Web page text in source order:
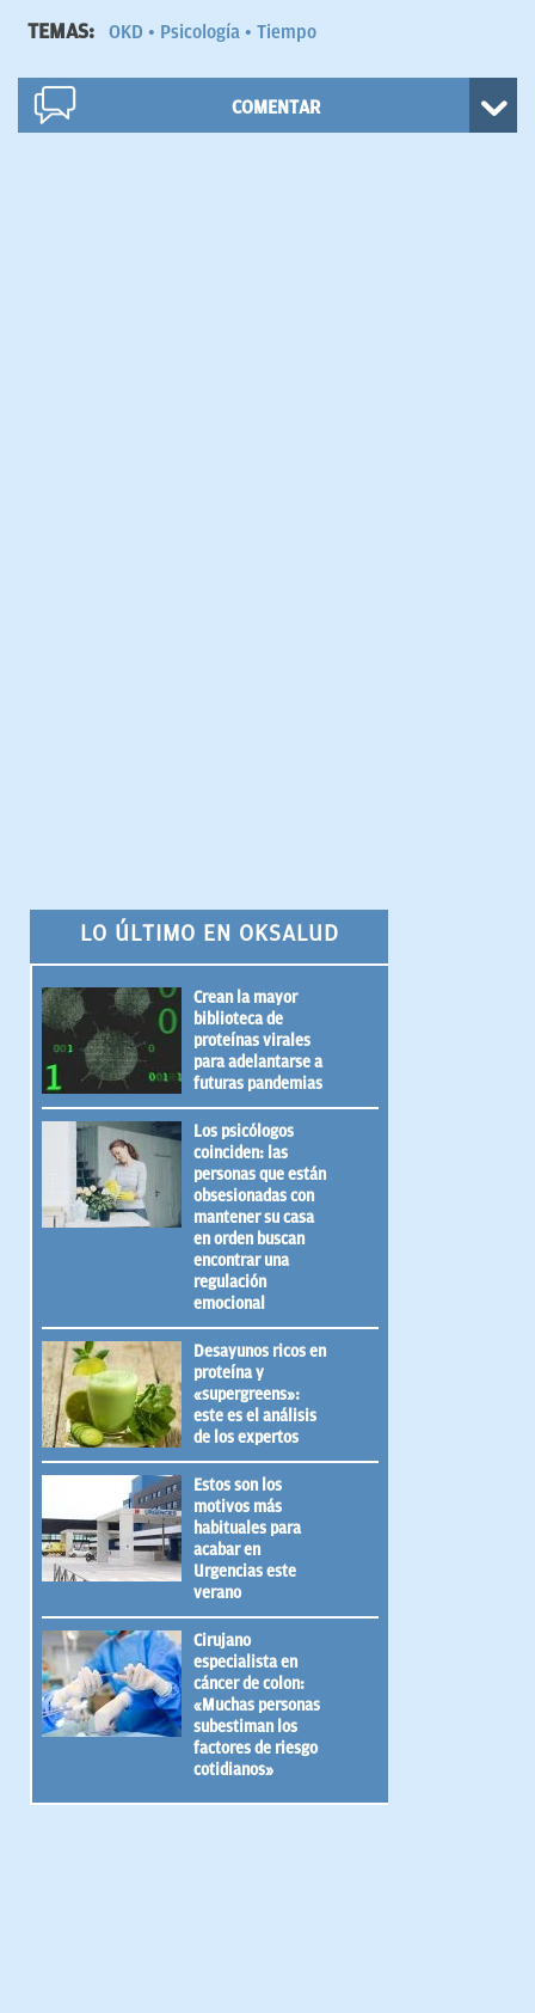
TEMAS: OKD Psicología Tiempo
COMENTAR
LO ÚLTIMO EN OKSALUD
Crean la mayor
biblioteca de
proteínas virales
para adelantarse a
futuras pandemias
Los psicólogos
coinciden: las
personas que están
obsesionadas con
mantener su casa
en orden buscan
encontrar una
regulación
emocional
Desayunos ricos en
proteína y
«supergreens»:
este es el análisis
de los expertos
Estos son los
motivos más
habituales para
acabar en
Urgencias este
verano
Cirujano
especialista en
cáncer de colon:
«Muchas personas
subestiman los
factores de riesgo
cotidianos»